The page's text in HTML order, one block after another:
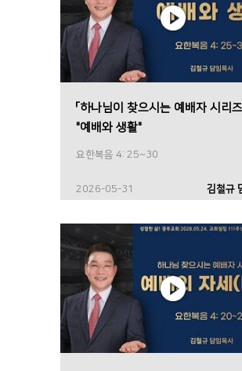
「하나님이 찾으시는 예배자 시리
"예배와 생활"
요한복음 4: 25~30
2026-05-31 김철규